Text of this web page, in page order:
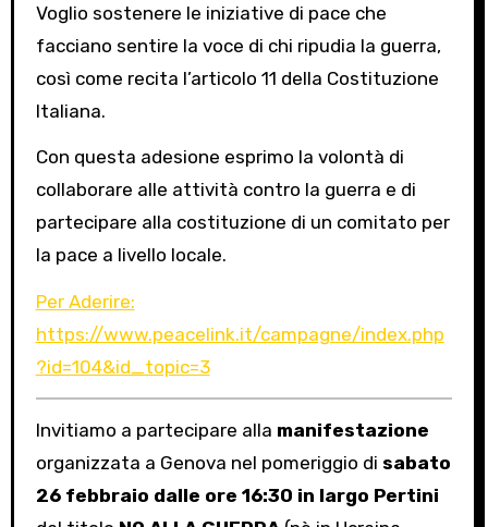
Voglio sostenere le iniziative di pace che
facciano sentire la voce di chi ripudia la guerra,
così come recita l’articolo 11 della Costituzione
Italiana.
Con questa adesione esprimo la volontà di
collaborare alle attività contro la guerra e di
partecipare alla costituzione di un comitato per
la pace a livello locale.
Per Aderire:
https://www.peacelink.it/campagne/index.php
?id=104&id_topic=3
Invitiamo a partecipare alla manifestazione
organizzata a Genova nel pomeriggio di sabato
26 febbraio dalle ore 16:30 in largo Pertini